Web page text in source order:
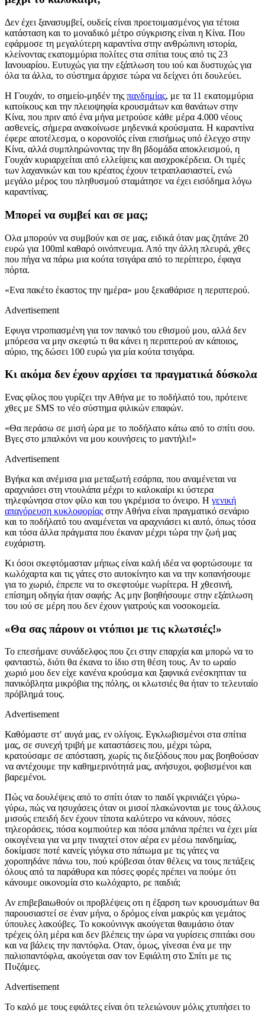
Δεν έχει ξανασυμβεί, ουδείς είναι προετοιμασμένος για τέτοια
κατάσταση και το μοναδικό μέτρο σύγκρισης είναι η Κίνα. Που
εφάρμοσε τη μεγαλύτερη καραντίνα στην ανθρώπινη ιστορία,
κλείνοντας εκατομμύρια πολίτες στα σπίτια τους από τις 23
Ιανουαρίου. Ευτυχώς για την εξάπλωση του ιού και δυστυχώς για
όλα τα άλλα, το σύστημα άρχισε τώρα να δείχνει ότι δουλεύει.
Η Γουχάν, το σημείο-μηδέν της πανδημίας, με τα 11 εκατομμύρια
κατοίκους και την πλειοψηφία κρουσμάτων και θανάτων στην
Κίνα, που πριν από ένα μήνα μετρούσε κάθε μέρα 4.000 νέους
ασθενείς, σήμερα ανακοίνωσε μηδενικά κρούσματα. Η καραντίνα
έφερε αποτέλεσμα, ο κορονοϊός είναι επισήμως υπό έλεγχο στην
Κίνα, αλλά συμπληρώνοντας την 8η βδομάδα αποκλεισμού, η
Γουχάν κυριαρχείται από ελλείψεις και αισχροκέρδεια. Οι τιμές
των λαχανικών και του κρέατος έχουν τετραπλασιαστεί, ενώ
μεγάλο μέρος του πληθυσμού σταμάτησε να έχει εισόδημα λόγω
καραντίνας.
Μπορεί να συμβεί και σε μας;
Ολα μπορούν να συμβούν και σε μας, ειδικά όταν μας ζητάνε 20
ευρώ για 100ml καθαρό οινόπνευμα. Από την άλλη πλευρά, χθες
που πήγα να πάρω μια κούτα τσιγάρα από το περίπτερο, έφαγα
πόρτα.
«Ενα πακέτο έκαστος την ημέρα» μου ξεκαθάρισε η περιπτερού.
Advertisement
Εφυγα ντροπιασμένη για τον πανικό του εθισμού μου, αλλά δεν
μπόρεσα να μην σκεφτώ τι θα κάνει η περιπτερού αν κάποιος,
αύριο, της δώσει 100 ευρώ για μία κούτα τσιγάρα.
Κι ακόμα δεν έχουν αρχίσει τα πραγματικά δύσκολα
Ενας φίλος που γυρίζει την Αθήνα με το ποδήλατό του, πρότεινε
χθες με SMS το νέο σύστημα φιλικών επαφών.
«Θα περάσω σε μισή ώρα με το ποδήλατο κάτω από το σπίτι σου.
Βγες στο μπαλκόνι να μου κουνήσεις το μαντήλι!»
Advertisement
Βγήκα και ανέμισα μια μεταξωτή εσάρπα, που αναμένεται να
αραχνιάσει στη ντουλάπα μέχρι το καλοκαίρι κι ύστερα
τηλεφώνησα στον φίλο και του γκρέμισα το όνειρο. Η γενική
απαγόρευση κυκλοφορίας στην Αθήνα είναι πραγματικό σενάριο
και το ποδήλατό του αναμένεται να αραχνιάσει κι αυτό, όπως τόσα
και τόσα άλλα πράγματα που έκαναν μέχρι τώρα την ζωή μας
ευχάριστη.
Κι όσοι σκεφτόμασταν μήπως είναι καλή ιδέα να φορτώσουμε τα
κωλόχαρτα και τις γάτες στο αυτοκίνητο και να την κοπανήσουμε
για το χωριό, έπρεπε να το σκεφτούμε νωρίτερα. Η χθεσινή,
επίσημη οδηγία ήταν σαφής: Ας μην βοηθήσουμε στην εξάπλωση
του ιού σε μέρη που δεν έχουν γιατρούς και νοσοκομεία.
«Θα σας πάρουν οι ντόπιοι με τις κλωτσιές!»
Το επεσήμανε συνάδελφος που ζει στην επαρχία και μπορώ να το
φανταστώ, διότι θα έκανα το ίδιο στη θέση τους. Αν το ωραίο
χωριό μου δεν είχε κανένα κρούσμα και ξαφνικά ενέσκηπταν τα
πανικόβλητα μικρόβια της πόλης, οι κλωτσιές θα ήταν το τελευταίο
πρόβλημά τους.
Advertisement
Καθόμαστε στ′ αυγά μας, εν ολίγοις. Εγκλωβισμένοι στα σπίτια
μας, σε συνεχή τριβή με καταστάσεις που, μέχρι τώρα,
κρατούσαμε σε απόσταση, χωρίς τις διεξόδους που μας βοηθούσαν
να αντέχουμε την καθημερινότητά μας, ανήσυχοι, φοβισμένοι και
βαρεμένοι.
Πώς να δουλέψεις από το σπίτι όταν το παιδί γκρινιάζει γύρω-
γύρω, πώς να ησυχάσεις όταν οι μισοί πλακώνονται με τους άλλους
μισούς επειδή δεν έχουν τίποτα καλύτερο να κάνουν, πόσες
τηλεοράσεις, πόσα κομπιούτερ και πόσα μπάνια πρέπει να έχει μία
οικογένεια για να μην τιναχτεί στον αέρα εν μέσω πανδημίας,
δοκίμασε ποτέ κανείς γιόγκα στο πάτωμα με τις γάτες να
χοροπηδάνε πάνω του, πού κρύβεσαι όταν θέλεις να τους πετάξεις
όλους από τα παράθυρα και πόσες φορές πρέπει να πούμε ότι
κάνουμε οικονομία στο κωλόχαρτο, ρε παιδιά;
Αν επιβεβαιωθούν οι προβλέψεις οτι η έξαρση των κρουσμάτων θα
παρουσιαστεί σε έναν μήνα, ο δρόμος είναι μακρύς και γεμάτος
ύπουλες λακούβες. Το κοκούνινγκ ακούγεται θαυμάσιο όταν
τρέχεις όλη μέρα και δεν βλέπεις την ώρα να γυρίσεις σπιτάκι σου
και να βάλεις την παντόφλα. Οταν, όμως, γίνεσαι ένα με την
παλιοπαντόφλα, ακούγεται σαν τον Εφιάλτη στο Σπίτι με τις
Πυζάμες.
Advertisement
Το καλό με τους εφιάλτες είναι ότι τελειώνουν μόλις χτυπήσει το